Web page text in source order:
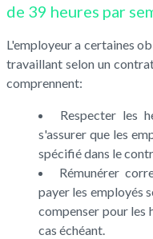
de 39 heures par
L'employeur a certaines
travaillant selon un
comprennent:
Respecter les
s'assurer que les
spécifié dans le
Rémunérer
payer les employés
compenser pour les
cas échéant.